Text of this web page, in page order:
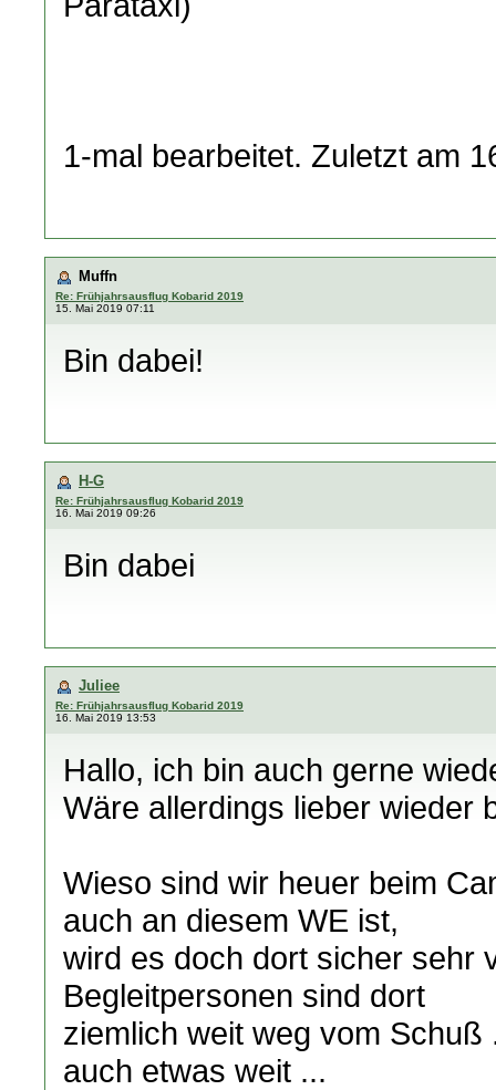
1-mal bearbeitet. Zuletzt am
Muffn
Re: Frühjahrsausflug Kobarid 2019
15. Mai 2019 07:11
Bin dabei!
H-G
Re: Frühjahrsausflug Kobarid 2019
16. Mai 2019 09:26
Bin dabei
Juliee
Re: Frühjahrsausflug Kobarid 2019
16. Mai 2019 13:53
Hallo, ich bin auch gerne
Wäre allerdings lieber wieder
Wieso sind wir heuer beim
auch an diesem WE ist,
wird es doch dort sicher sehr
Begleitpersonen sind dort
ziemlich weit weg vom
auch etwas weit ...